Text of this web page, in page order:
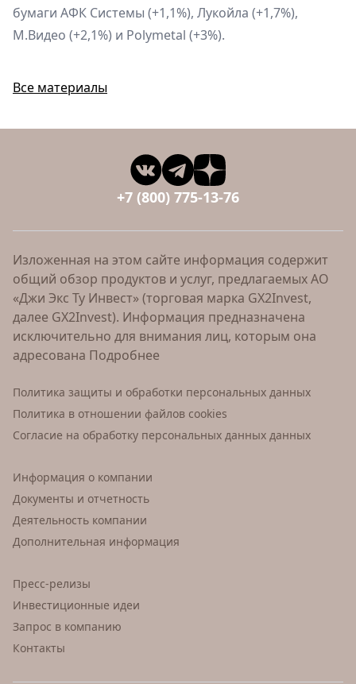
бумаги АФК Системы (+1,1%), Лукойла (+1,7%),
М.Видео (+2,1%) и Polymetal (+3%).
Все материалы
+7 (800) 775-13-76
Изложенная на этом сайте информация содержит
общий обзор продуктов и услуг, предлагаемых АО
«Джи Экс Ту Инвест» (торговая марка GX2Invest,
далее GX2Invest). Информация предназначена
исключительно для внимания лиц, которым она
адресована Подробнее
Политика защиты и обработки персональных данных
Политика в отношении файлов cookies
Согласие на обработку персональных данных данных
Информация о компании
Документы и отчетность
Деятельность компании
Дополнительная информация
Пресс-релизы
Инвестиционные идеи
Запрос в компанию
Контакты